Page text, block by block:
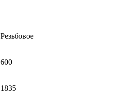
Резьбовое
600
1835